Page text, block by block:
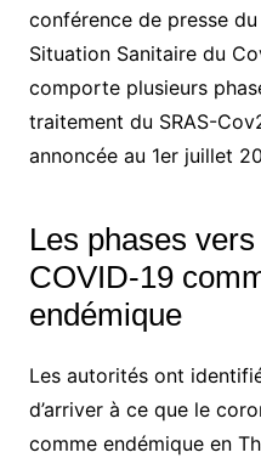
conférence de presse
Situation Sanitaire du
comporte plusieurs
traitement du SRAS-
annoncée au 1er juillet
Les phases
COVID-19
endémique
Les autorités ont
d’arriver à ce que le
comme endémique en